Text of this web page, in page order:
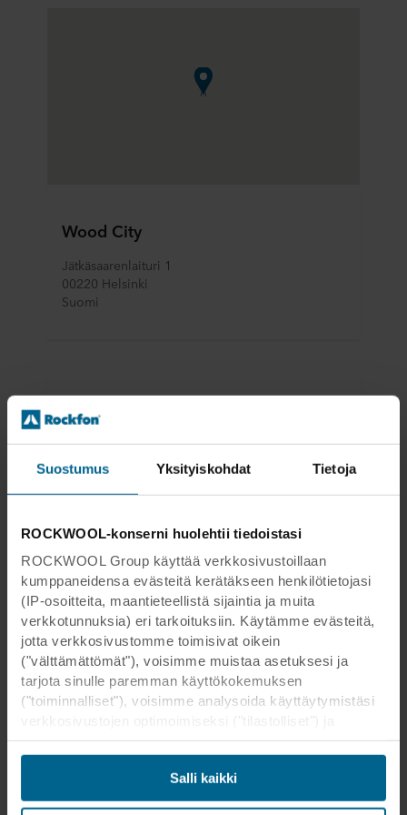
Suostumus Yksityiskohdat Tietoja
ROCKWOOL-konserni huolehtii tiedoistasi
ROCKWOOL Group käyttää verkkosivustoillaan
kumppaneidensa evästeitä kerätäkseen henkilötietojasi
(IP-osoitteita, maantieteellistä sijaintia ja muita
verkkotunnuksia) eri tarkoituksiin. Käytämme evästeitä,
jotta verkkosivustomme toimisivat oikein
("välttämättömät"), voisimme muistaa asetuksesi ja
tarjota sinulle paremman käyttökokemuksen
("toiminnalliset"), voisimme analysoida käyttäytymistäsi
kohdistaaksemme sisältömme ja mainoksemme
sosiaalisessa mediassa sekä ulkoisissa
verkkosivustoissa perustuen käyttäytymiseesi
verkkosivustoillamme ("markkinointi"). Tietoja
Salli kaikki
Wood City
Jätkäsaarenlaituri 1
00220 Helsinki
Suomi
Wood City
Wood City
Arkkiteh
Anttinen Oiva Arkkitehdit Oy
Valokuv